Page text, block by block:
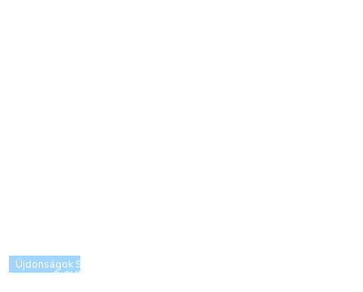
Újdonságok SUMMER SALE -35% ?
G_SUMMER35:35:HUF:P:f!2026-